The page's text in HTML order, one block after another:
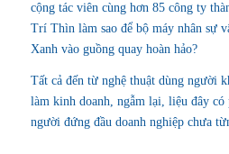
cộng tác viên cùng hơn 85 công ty
Trí Thìn làm sao để bộ máy nhân sự
Xanh vào guồng quay hoàn hảo?
Tất cả đến từ nghệ thuật dùng người
làm kinh doanh, ngẫm lại, liệu đây có
người đứng đầu doanh nghiệp chưa